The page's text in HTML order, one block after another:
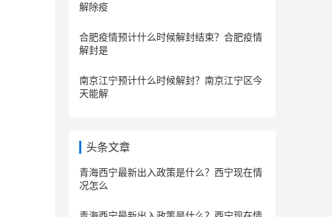
解除疫
合肥疫情预计什么时候解封结束？合肥疫情
解封是
南京江宁预计什么时候解封？南京江宁区今
天能解
头条文章
青海西宁最新出入政策是什么？西宁现在情
况怎么